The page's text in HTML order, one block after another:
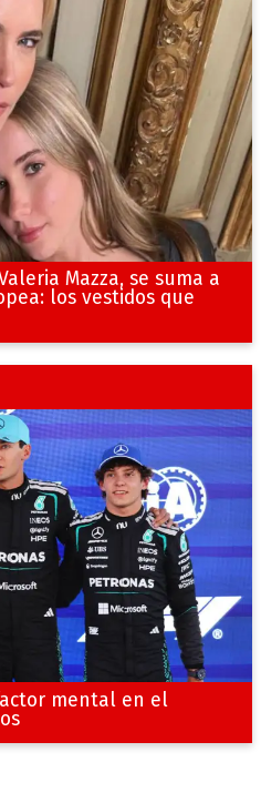
Mazza, se suma a
los vestidos que
mental en el